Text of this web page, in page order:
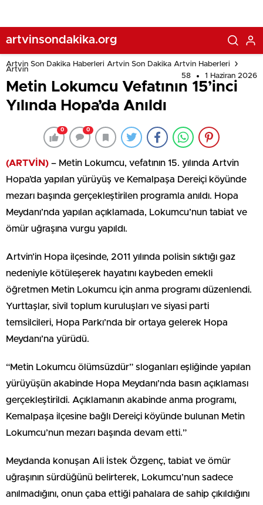
artvinsondakika.org
Artvin Son Dakika Haberleri Artvin Son Dakika Artvin Haberleri
Artvin
58
1 Haziran 2026
Metin Lokumcu Vefatının 15’inci
Yılında Hopa’da Anıldı
0 0
(ARTVİN) – Metin Lokumcu, vefatının 15. yılında Artvin
Hopa’da yapılan yürüyüş ve Kemalpaşa Dereiçi köyünde
mezarı başında gerçekleştirilen programla anıldı. Hopa
Meydanı’nda yapılan açıklamada, Lokumcu’nun tabiat ve
ömür uğraşına vurgu yapıldı.
Artvin’in Hopa ilçesinde, 2011 yılında polisin sıktığı gaz
nedeniyle kötüleşerek hayatını kaybeden emekli
öğretmen Metin Lokumcu için anma programı düzenlendi.
Yurttaşlar, sivil toplum kuruluşları ve siyasi parti
temsilcileri, Hopa Parkı’nda bir ortaya gelerek Hopa
Meydanı’na yürüdü.
“Metin Lokumcu ölümsüzdür” sloganları eşliğinde yapılan
yürüyüşün akabinde Hopa Meydanı’nda basın açıklaması
gerçekleştirildi. Açıklamanın akabinde anma programı,
Kemalpaşa ilçesine bağlı Dereiçi köyünde bulunan Metin
Lokumcu’nun mezarı başında devam etti.”
Meydanda konuşan Ali İstek Özgenç, tabiat ve ömür
uğraşının sürdüğünü belirterek, Lokumcu’nun sadece
anılmadığını, onun çaba ettiği pahalara de sahip çıkıldığını